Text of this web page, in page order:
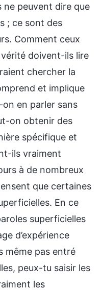
ne peuvent dire que
; ce sont des
Comment ceux
doivent-ils lire
chercher la
et implique
en parler sans
on obtenir des
spécifique et
ils vraiment
à de nombreux
que certaines
En ce
superficielles
d’expérience
même pas entré
peux-tu saisir les
les